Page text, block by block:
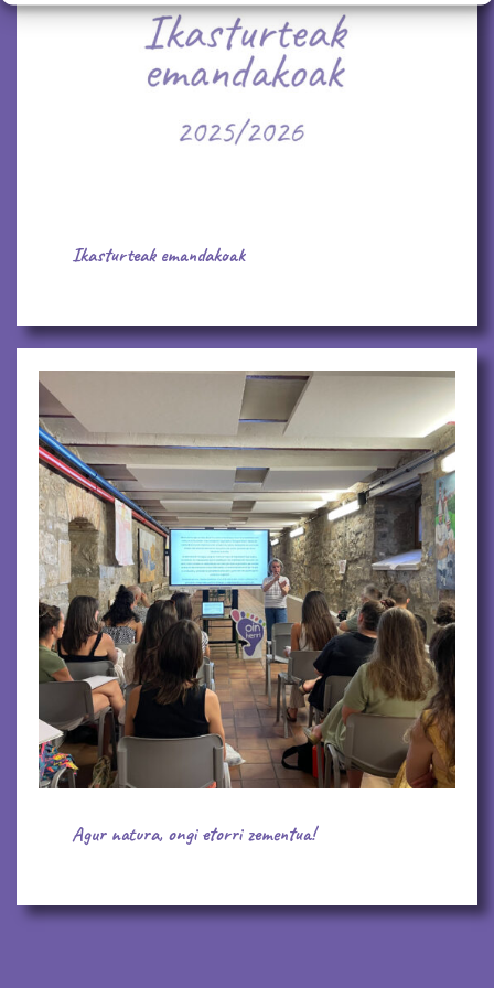
Ikasturteak emandakoak
Agur natura, ongi etorri zementua!